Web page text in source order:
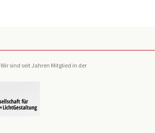
Wir sind seit Jahren Mitglied in der